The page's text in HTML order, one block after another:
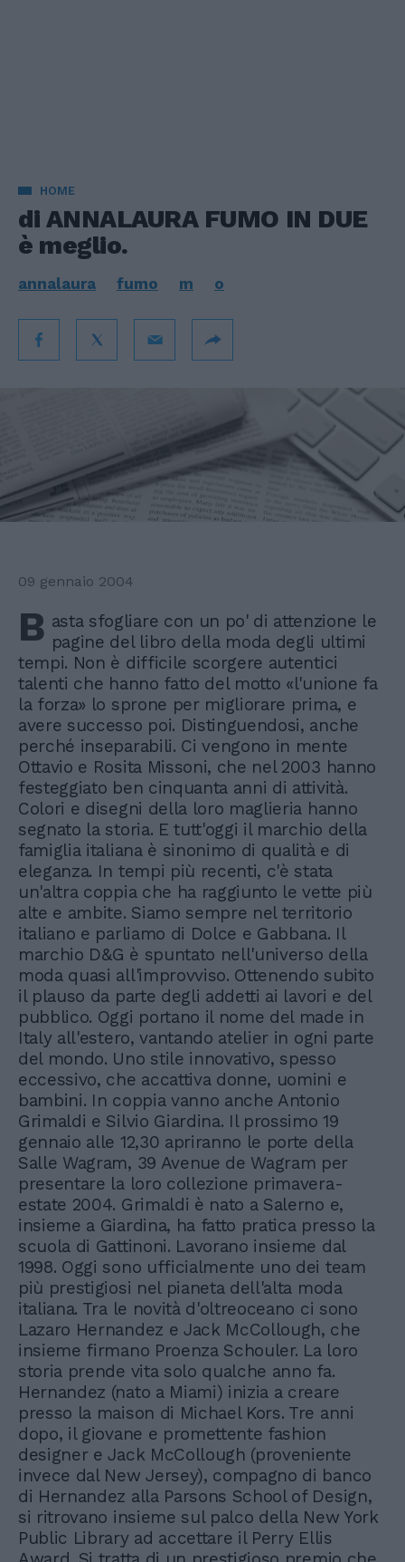
HOME
di ANNALAURA FUMO IN DUE
è meglio.
annalaura fumo m o
09 gennaio 2004
B asta sfogliare con un po' di attenzione le
pagine del libro della moda degli ultimi
tempi. Non è difficile scorgere autentici
talenti che hanno fatto del motto «l'unione fa
la forza» lo sprone per migliorare prima, e
avere successo poi. Distinguendosi, anche
perché inseparabili. Ci vengono in mente
Ottavio e Rosita Missoni, che nel 2003 hanno
festeggiato ben cinquanta anni di attività.
Colori e disegni della loro maglieria hanno
segnato la storia. E tutt'oggi il marchio della
famiglia italiana è sinonimo di qualità e di
eleganza. In tempi più recenti, c'è stata
un'altra coppia che ha raggiunto le vette più
alte e ambite. Siamo sempre nel territorio
italiano e parliamo di Dolce e Gabbana. Il
marchio D&G è spuntato nell'universo della
moda quasi all'improvviso. Ottenendo subito
il plauso da parte degli addetti ai lavori e del
pubblico. Oggi portano il nome del made in
Italy all'estero, vantando atelier in ogni parte
del mondo. Uno stile innovativo, spesso
eccessivo, che accattiva donne, uomini e
bambini. In coppia vanno anche Antonio
Grimaldi e Silvio Giardina. Il prossimo 19
gennaio alle 12,30 apriranno le porte della
Salle Wagram, 39 Avenue de Wagram per
presentare la loro collezione primavera-
estate 2004. Grimaldi è nato a Salerno e,
insieme a Giardina, ha fatto pratica presso la
scuola di Gattinoni. Lavorano insieme dal
1998. Oggi sono ufficialmente uno dei team
più prestigiosi nel pianeta dell'alta moda
italiana. Tra le novità d'oltreoceano ci sono
Lazaro Hernandez e Jack McCollough, che
insieme firmano Proenza Schouler. La loro
storia prende vita solo qualche anno fa.
Hernandez (nato a Miami) inizia a creare
presso la maison di Michael Kors. Tre anni
dopo, il giovane e promettente fashion
designer e Jack McCollough (proveniente
invece dal New Jersey), compagno di banco
di Hernandez alla Parsons School of Design,
si ritrovano insieme sul palco della New York
Public Library ad accettare il Perry Ellis